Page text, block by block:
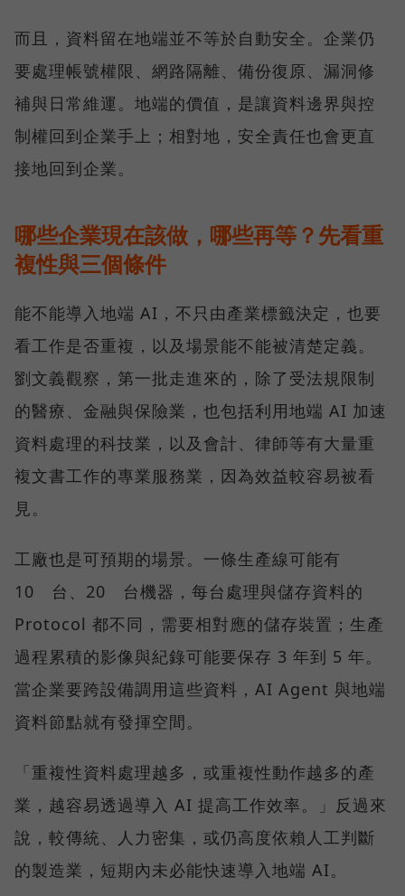
而且，資料留在地端並不等於自動安全。企業仍
要處理帳號權限、網路隔離、備份復原、漏洞修
補與日常維運。地端的價值，是讓資料邊界與控
制權回到企業手上；相對地，安全責任也會更直
接地回到企業。
哪些企業現在該做，哪些再等？先看重
複性與三個條件
能不能導入地端 AI，不只由產業標籤決定，也要
看工作是否重複，以及場景能不能被清楚定義。
劉文義觀察，第一批走進來的，除了受法規限制
的醫療、金融與保險業，也包括利用地端 AI 加速
資料處理的科技業，以及會計、律師等有大量重
複文書工作的專業服務業，因為效益較容易被看
見。
工廠也是可預期的場景。一條生產線可能有
10 台、20 台機器，每台處理與儲存資料的
Protocol 都不同，需要相對應的儲存裝置；生產
過程累積的影像與紀錄可能要保存 3 年到 5 年。
當企業要跨設備調用這些資料，AI Agent 與地端
資料節點就有發揮空間。
「重複性資料處理越多，或重複性動作越多的產
業，越容易透過導入 AI 提高工作效率。」反過來
說，較傳統、人力密集，或仍高度依賴人工判斷
的製造業，短期內未必能快速導入地端 AI。